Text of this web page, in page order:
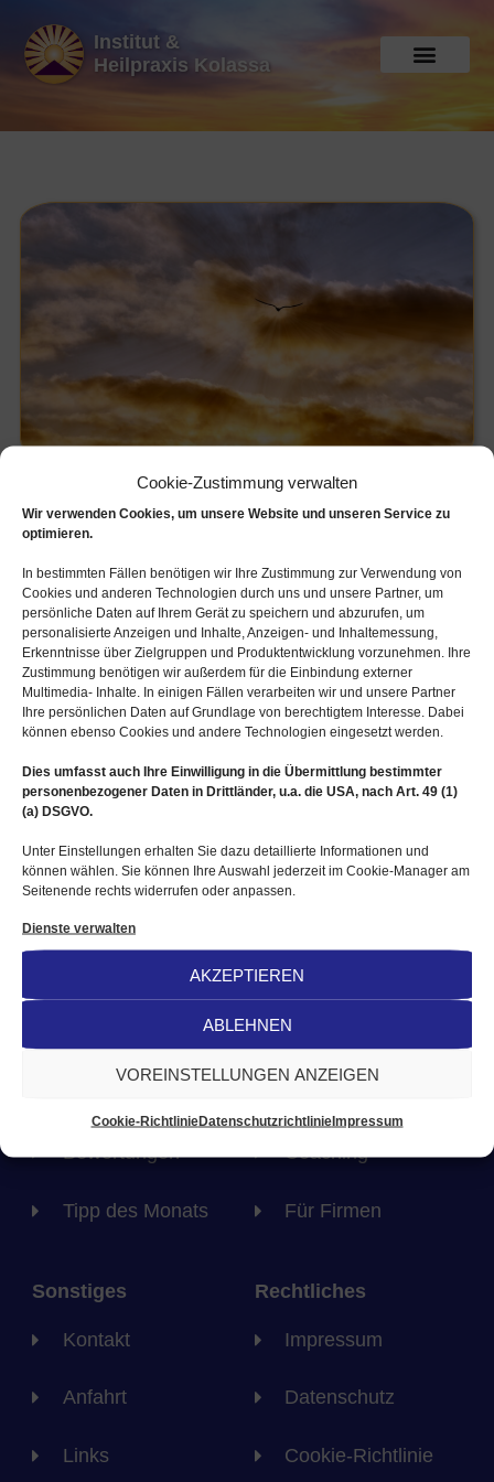
Cookie-Zustimmung verwalten
Wir verwenden Cookies, um unsere Website und unseren Service zu
optimieren.
In bestimmten Fällen benötigen wir Ihre Zustimmung zur Verwendung von
Cookies und anderen Technologien durch uns und unsere Partner, um
persönliche Daten auf Ihrem Gerät zu speichern und abzurufen, um
personalisierte Anzeigen und Inhalte, Anzeigen- und Inhaltemessung,
Erkenntnisse über Zielgruppen und Produktentwicklung vorzunehmen. Ihre
Zustimmung benötigen wir außerdem für die Einbindung externer
Multimedia- Inhalte. In einigen Fällen verarbeiten wir und unsere Partner
Ihre persönlichen Daten auf Grundlage von berechtigtem Interesse. Dabei
können ebenso Cookies und andere Technologien eingesetzt werden.
Dies umfasst auch Ihre Einwilligung in die Übermittlung bestimmter
personenbezogener Daten in Drittländer, u.a. die USA, nach Art. 49 (1)
(a) DSGVO.
Unter Einstellungen erhalten Sie dazu detaillierte Informationen und
können wählen. Sie können Ihre Auswahl jederzeit im Cookie-Manager am
Seitenende rechts widerrufen oder anpassen.
Dienste verwalten
AKZEPTIEREN
ABLEHNEN
VOREINSTELLUNGEN ANZEIGEN
Cookie-RichtlinieDatenschutzrichtlinieImpressum
Institut &
Heilpraxis Kolassa
4. Systemische Therapien
Hier bieten wir Ihnen 2 wesentliche Methoden an:
Systemische Beratung und
Systemaufstellungen (Familienaufstellungen oder
)
Nehmen Sie gern Kontakt mit uns auf
Angebote
Bewertungen
Tipp des Monats
Heilpraxis
Coaching
Für Firmen
Sonstiges Rechtliches
Kontakt
Anfahrt
Links
Impressum
Datenschutz
Cookie-Richtlinie